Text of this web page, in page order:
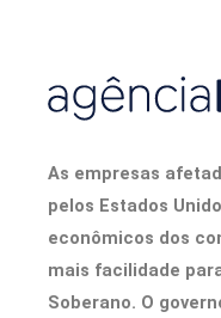
As empresas
pelos Estados
econômicos dos
mais facilidade
Soberano. O